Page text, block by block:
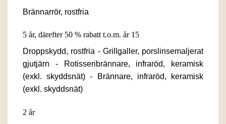
Brännarrör, rostfria
5 år, därefter 50 % rabatt t.o.m. år 15
Droppskydd, rostfria - Grillgaller, porslinsemaljerat
gjutjärn - Rotisseribrännare, infraröd, keramisk
(exkl. skyddsnät) - Brännare, infraröd, keramisk
(exkl. skyddsnät)
2 år